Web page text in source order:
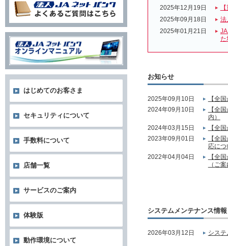
2025年12月19日
2025年09月18日
法
2025年01月21日
た
お知らせ
2025年09月10日
【全
2024年09月10日
【全
内）
2024年03月15日
【全
2023年09月01日
【全
応に
2022年04月04日
【全
（ご
システムメンテナンス情報
2026年03月12日 シス
はじめてのお客さま
セキュリティについて
手数料について
店舗一覧
サービスのご案内
体験版
動作環境について